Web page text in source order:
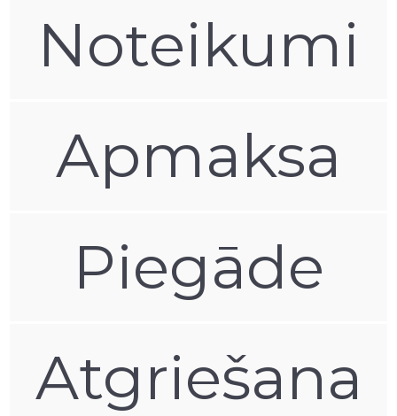
Noteikumi
Apmaksa
Piegāde
Atgriešana